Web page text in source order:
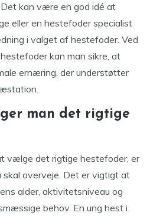
kan være en god idé at
eller en hestefoder specialist
i valget af hestefoder. Ved
kan man sikre, at
ernæring, der understøtter
man det rigtige
vælge det rigtige hestefoder, er
skal overveje. Det er vigtigt at
alder, aktivitetsniveau og
behov. En ung hest i